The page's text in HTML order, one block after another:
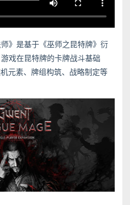
师》是基于《巫师之昆特牌》衍
戏在昆特牌的卡牌战斗基础
元素、牌组构筑、战略制定等